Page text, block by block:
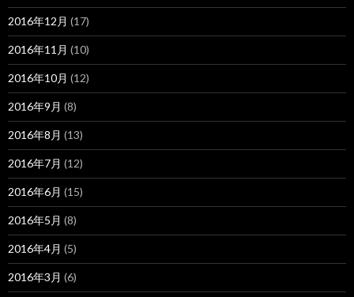
2016年12月 (17)
2016年11月 (10)
2016年10月 (12)
2016年9月 (8)
2016年8月 (13)
2016年7月 (12)
2016年6月 (15)
2016年5月 (8)
2016年4月 (5)
2016年3月 (6)